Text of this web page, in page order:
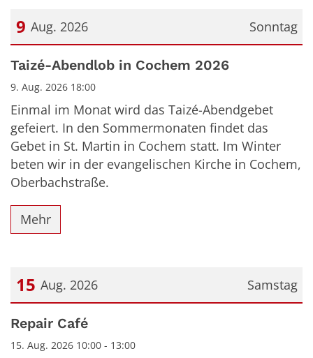
Sonntag
9 Aug. 2026
Datum: 9. August 2026
Taizé-Abendlob in Cochem 2026
9. Aug. 2026 18:00
Einmal im Monat wird das Taizé-Abendgebet
gefeiert. In den Sommermonaten findet das
Gebet in St. Martin in Cochem statt. Im Winter
beten wir in der evangelischen Kirche in Cochem,
Oberbachstraße.
Mehr
Samstag
15 Aug. 2026
Datum: 15. August 2026
Repair Café
15. Aug. 2026 10:00 - 13:00